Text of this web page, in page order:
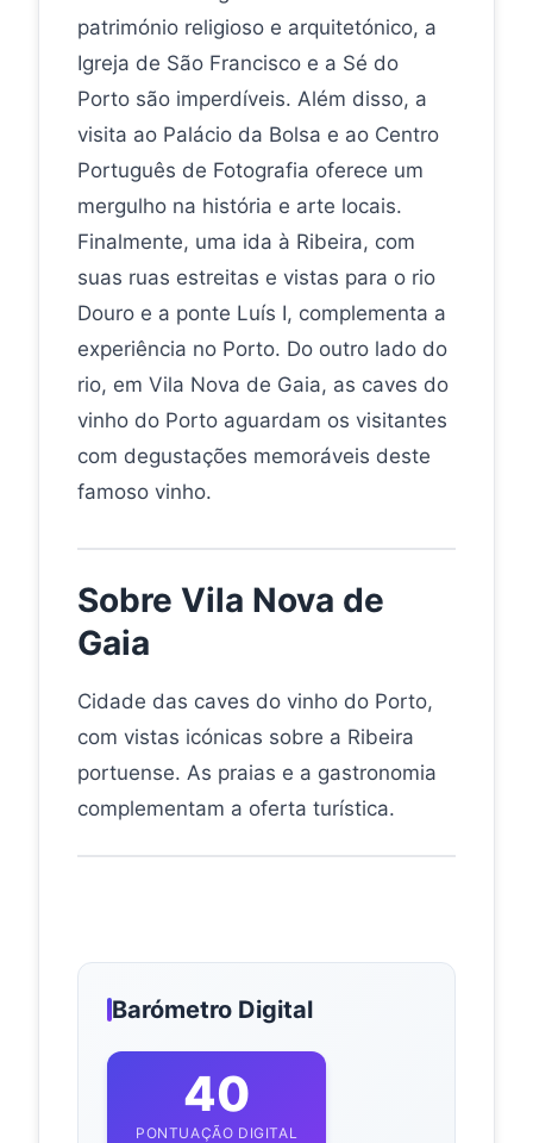
património religioso e arquitetónico, a
Igreja de São Francisco e a Sé do
Porto são imperdíveis. Além disso, a
visita ao Palácio da Bolsa e ao Centro
Português de Fotografia oferece um
mergulho na história e arte locais.
Finalmente, uma ida à Ribeira, com
suas ruas estreitas e vistas para o rio
Douro e a ponte Luís I, complementa a
experiência no Porto. Do outro lado do
rio, em Vila Nova de Gaia, as caves do
vinho do Porto aguardam os visitantes
com degustações memoráveis deste
famoso vinho.
Sobre Vila Nova de
Gaia
Cidade das caves do vinho do Porto,
com vistas icónicas sobre a Ribeira
portuense. As praias e a gastronomia
complementam a oferta turística.
Barómetro Digital
40
PONTUAÇÃO DIGITAL